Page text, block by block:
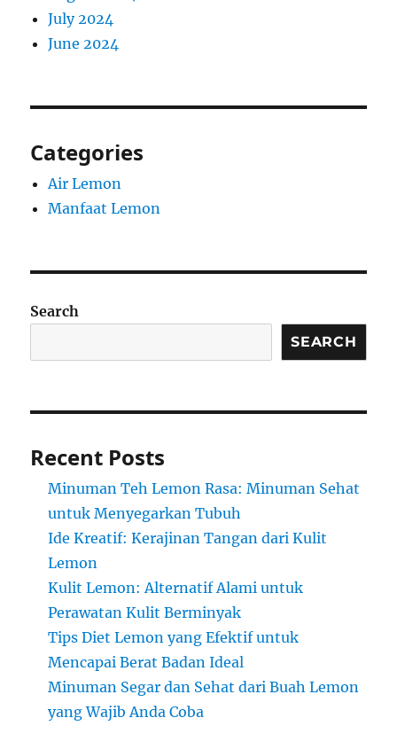
July 2024
June 2024
Categories
Air Lemon
Manfaat Lemon
Search
SEARCH
Recent Posts
Minuman Teh Lemon Rasa: Minuman Sehat
untuk Menyegarkan Tubuh
Ide Kreatif: Kerajinan Tangan dari Kulit
Lemon
Kulit Lemon: Alternatif Alami untuk
Perawatan Kulit Berminyak
Tips Diet Lemon yang Efektif untuk
Mencapai Berat Badan Ideal
Minuman Segar dan Sehat dari Buah Lemon
yang Wajib Anda Coba